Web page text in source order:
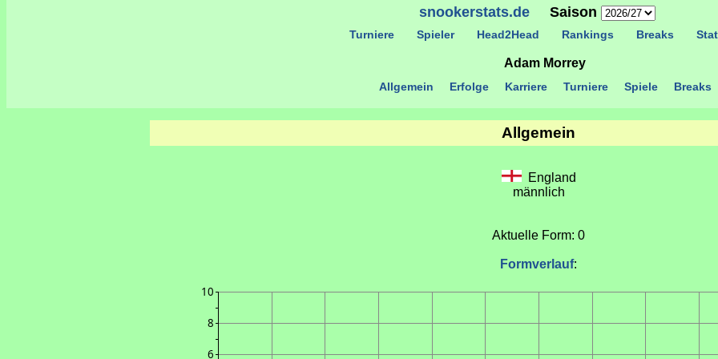
snookerstats.deSaison
Turniere Spieler Head2Head Rankings Breaks
Adam Morrey
Allgemein
England
männlich
Aktuelle Form: 0
Formverlauf:
10
8
6
Allgemein Erfolge Karriere Turniere Spiele Breaks